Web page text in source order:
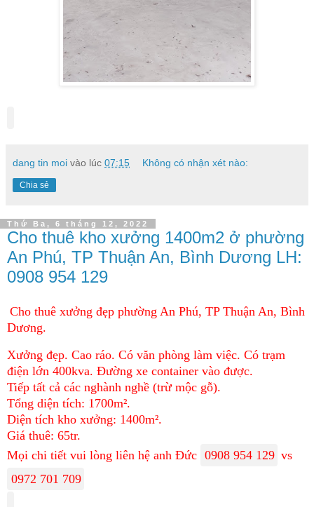
dang tin moi vào lúc 07:15 Không có nhận xét nào:
Chia sẻ
Thứ Ba, 6 tháng 12, 2022
Cho thuê kho xưởng 1400m2 ở phường
An Phú, TP Thuận An, Bình Dương LH:
0908 954 129
Cho thuê xưởng đẹp phường An Phú, TP Thuận An, Bình
Dương.
Xưởng đẹp. Cao ráo. Có văn phòng làm việc. Có trạm
điện lớn 400kva. Đường xe container vào được.
Tiếp tất cả các nghành nghề (trừ mộc gỗ).
Tổng diện tích: 1700m².
Diện tích kho xưởng: 1400m².
Giá thuê: 65tr.
Mọi chi tiết vui lòng liên hệ anh Đức 0908 954 129 vs
0972 701 709